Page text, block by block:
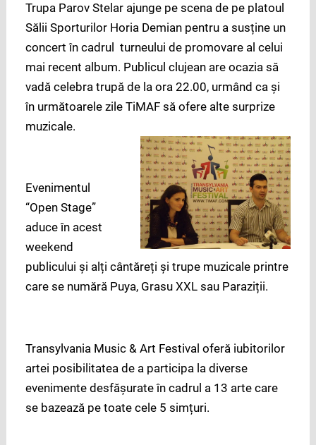
Trupa Parov Stelar ajunge pe scena de pe platoul
Sălii Sporturilor Horia Demian pentru a susține un
concert în cadrul turneului de promovare al celui
mai recent album. Publicul clujean are ocazia să
vadă celebra trupă de la ora 22.00, urmând ca și
în următoarele zile TiMAF să ofere alte surprize
muzicale.
Evenimentul
“Open Stage”
aduce în acest
weekend
publicului și alți cântăreți și trupe muzicale printre
care se numără Puya, Grasu XXL sau Paraziții.
Transylvania Music & Art Festival oferă iubitorilor
artei posibilitatea de a participa la diverse
evenimente desfășurate în cadrul a 13 arte care
se bazează pe toate cele 5 simțuri.